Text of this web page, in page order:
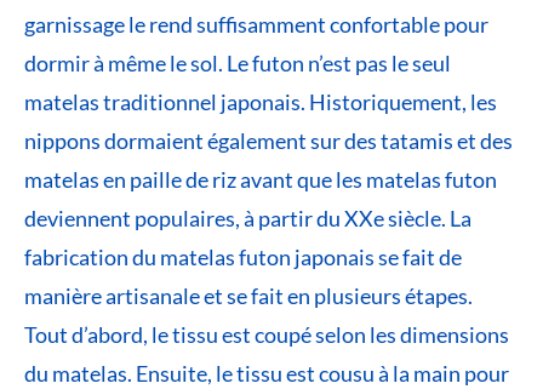
garnissage le rend suffisamment confortable pour
dormir à même le sol. Le futon n’est pas le seul
matelas traditionnel japonais. Historiquement, les
nippons dormaient également sur des tatamis et des
matelas en paille de riz avant que les matelas futon
deviennent populaires, à partir du XXe siècle. La
fabrication du matelas futon japonais se fait de
manière artisanale et se fait en plusieurs étapes.
Tout d’abord, le tissu est coupé selon les dimensions
du matelas. Ensuite, le tissu est cousu à la main pour